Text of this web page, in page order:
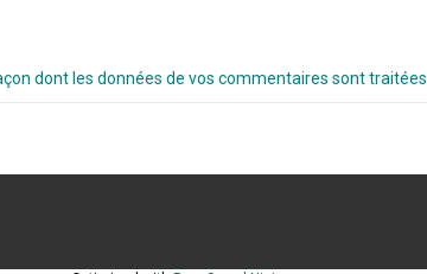
dont les données de vos commentaires sont traitées